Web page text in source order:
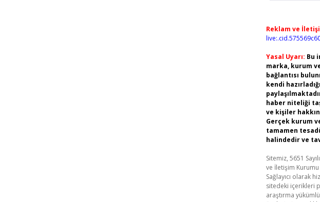
Reklam ve
Yasal Uyarı: Bu
marka, kurum
bağlantısı
kendi
haber niteliği
ve kişiler
Gerçek kurum
tamamen
halindedir ve
Sitemiz, 5651
ve İletişim
Sağlayıcı olarak
sitedeki içerikleri
araştırma